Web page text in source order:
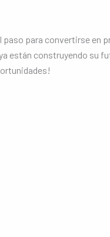
paso para convertirse
están construyendo su